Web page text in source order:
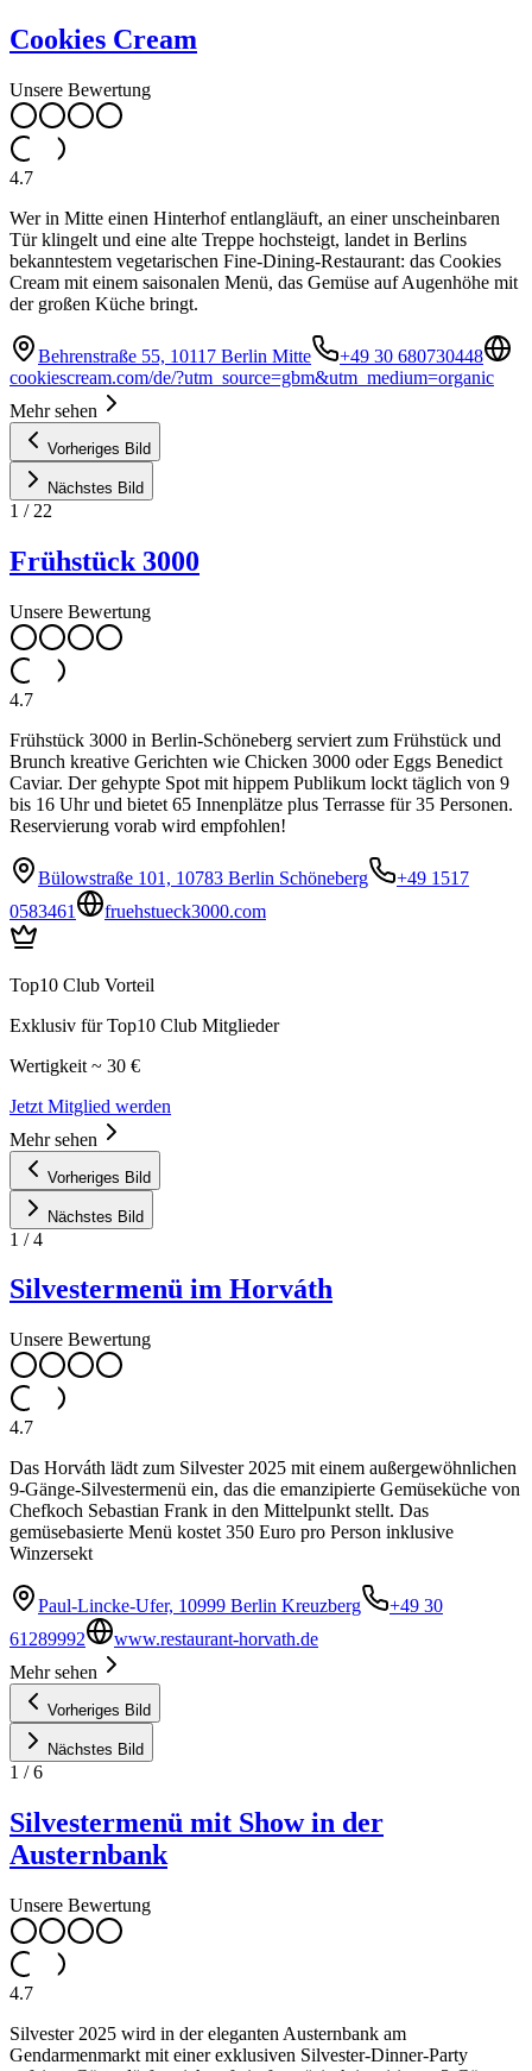
Cookies Cream
Unsere Bewertung
4.7
Wer in Mitte einen Hinterhof entlangläuft, an einer unscheinbaren
Tür klingelt und eine alte Treppe hochsteigt, landet in Berlins
bekanntestem vegetarischen Fine-Dining-Restaurant: das Cookies
Cream mit einem saisonalen Menü, das Gemüse auf Augenhöhe mit
der großen Küche bringt.
Behrenstraße 55, 10117 Berlin Mitte
+49 30 680730448
cookiescream.com/de/?utm_source=gbm&utm_medium=organic
Mehr sehen
Vorheriges Bild
Nächstes Bild
1 / 22
Frühstück 3000
Unsere Bewertung
4.7
Frühstück 3000 in Berlin-Schöneberg serviert zum Frühstück und
Brunch kreative Gerichten wie Chicken 3000 oder Eggs Benedict
Caviar. Der gehypte Spot mit hippem Publikum lockt täglich von 9
bis 16 Uhr und bietet 65 Innenplätze plus Terrasse für 35 Personen.
Reservierung vorab wird empfohlen!
Bülowstraße 101, 10783 Berlin Schöneberg
+49 1517
0583461
fruehstueck3000.com
Top10 Club Vorteil
Exklusiv für Top10 Club Mitglieder
Wertigkeit ~ 30 €
Jetzt Mitglied werden
Mehr sehen
Vorheriges Bild
Nächstes Bild
1 /4
Silvestermenü im Horváth
Unsere Bewertung
4.7
Das Horváth lädt zum Silvester 2025 mit einem außergewöhnlichen
9-Gänge-Silvestermenü ein, das die emanzipierte Gemüseküche von
Chefkoch Sebastian Frank in den Mittelpunkt stellt. Das
gemüsebasierte Menü kostet 350 Euro pro Person inklusive
Winzersekt
Paul-Lincke-Ufer, 10999 Berlin Kreuzberg
+49 30
61289992
www.restaurant-horvath.de
Mehr sehen
Vorheriges Bild
Nächstes Bild
1 /6
Silvestermenü mit Show in der
Austernbank
Unsere Bewertung
4.7
Silvester 2025 wird in der eleganten Austernbank am
Gendarmenmarkt mit einer exklusiven Silvester-Dinner-Party